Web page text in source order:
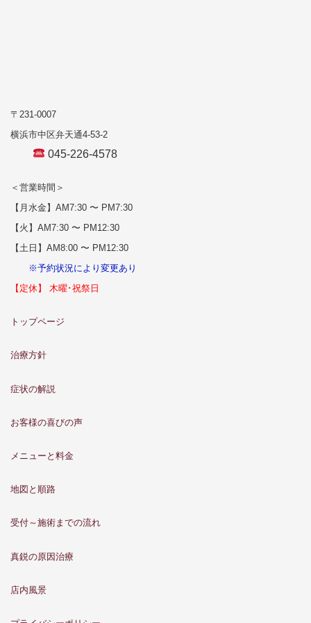
〒231-0007
横浜市中区弁天通4-53-2
045-226-4578
＜営業時間＞
【月水金】AM7:30 〜 PM7:30
【火】AM7:30 〜 PM12:30
【土日】AM8:00 〜 PM12:30
※予約状況により変更あり
【定休】 木曜･祝祭日
トップページ
治療方針
症状の解説
お客様の喜びの声
メニューと料金
地図と順路
受付～施術までの流れ
真鋭の原因治療
店内風景